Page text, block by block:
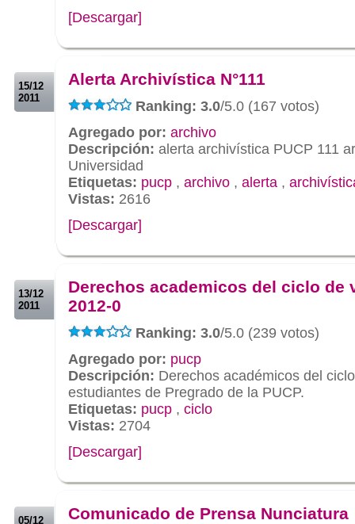
[Descargar]
15/12
2011
Alerta Archivística N°111
Ranking: 3.0/5.0 (167 votos)
Agregado por: archivo
Descripción: alerta archivística PUCP 111
Universidad
Etiquetas: pucp , archivo , alerta ,
Vistas: 2616
[Descargar]
13/12
2011
Derechos academicos del ciclo de
2012-0
Ranking: 3.0/5.0 (239 votos)
Agregado por: pucp
Descripción: Derechos académicos del
estudiantes de Pregrado de la PUCP.
Etiquetas: pucp , ciclo
Vistas: 2704
[Descargar]
05/12
Comunicado de Prensa Nunciatura